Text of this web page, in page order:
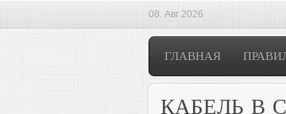
08. Авг 2026
ГЛАВНАЯ
КАБЕЛЬ В